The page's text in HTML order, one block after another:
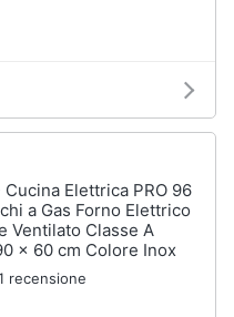
Cucina Elettrica PRO 96
a Gas Forno Elettrico
Ventilato Classe A
x 60 cm Colore Inox
recensione